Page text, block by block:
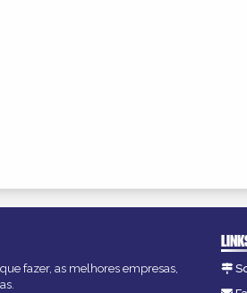
fazer, as melhores empresas,